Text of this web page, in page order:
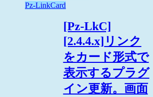
Pz-LinkCard
[Pz-LkC]
[2.4.4.x]リンク
をカード形式で
表示するプラグ
イン更新。画面